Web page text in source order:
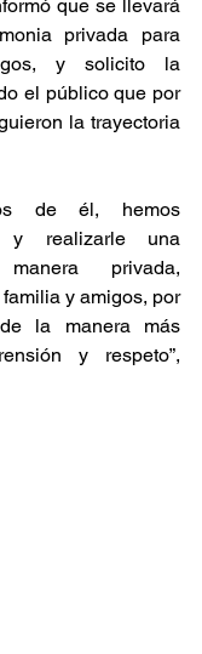
que se llevará
privada para
y solicito la
el público que por
la trayectoria
de él, hemos
y realizarle una
privada,
y amigos, por
la manera más
y respeto”,